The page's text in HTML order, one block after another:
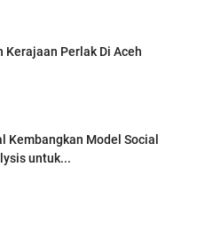
Kerajaan Perlak Di Aceh
Kembangkan Model Social
untuk...